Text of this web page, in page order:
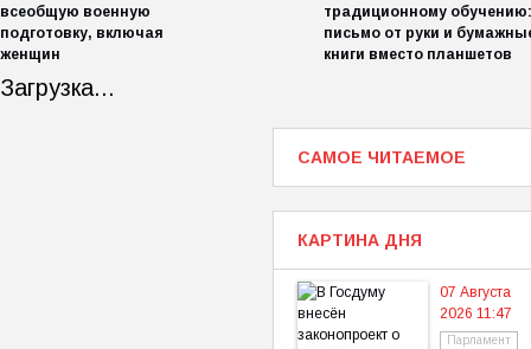
всеобщую военную
подготовку, включая
женщин
традиционному обучению:
письмо от руки и
книги вместо планшетов
Загрузка...
САМОЕ ЧИТАЕМОЕ
КАРТИНА ДНЯ
07 Августа
2026 11:47
Парламент